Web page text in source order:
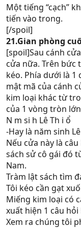
Một tiếng “cạch”
tiến vào trong.
[/spoil]
21.Gian phòng
[spoil]Sau cánh
cửa nữa. Trên bức
kéo. Phía dưới là 1
mật mã của cánh
kim loại khác từ
của 1 vòng tròn
N m si h Lê Th i ổ
-Hay là năm sinh
Nếu cửa này là
sách sử cô gái đó
Nam.
Tràm lật sách tìm
Tôi kéo cần gạt
Miếng kim loại có
xuất hiện 1 câu hỏi
Xem ra chúng tôi